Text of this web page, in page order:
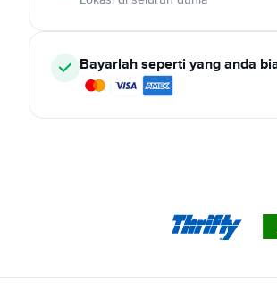
Bayarlah seperti yang anda